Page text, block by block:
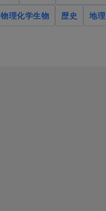
物理化学生物 歴史 地理